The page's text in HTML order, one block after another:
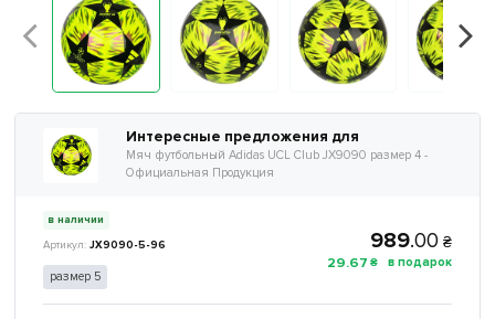
Интересные предложения для
Мяч футбольный Adidas UCL Club JX9090 размер 4 -
Официальная Продукция
в наличии
JX9090-5-96
размер 5
989.00 ₴
29.67 ₴